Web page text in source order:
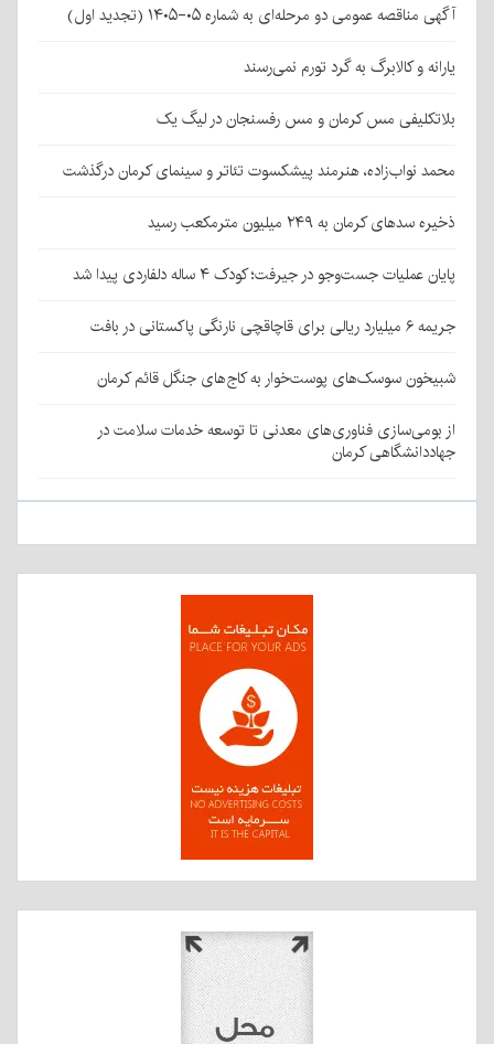
آگهی مناقصه عمومی دو مرحله‌ای به شماره ۰۵-۱۴۰۵ (تجدید اول)
یارانه و کالابرگ به گرد تورم نمی‌رسند
بلاتکلیفی مس کرمان و مس رفسنجان در لیگ یک
محمد نواب‌زاده، هنرمند پیشکسوت تئاتر و سینمای کرمان درگذشت
ذخیره سدهای کرمان به ۲۴۹ میلیون مترمکعب رسید
پایان عملیات جست‌وجو در جیرفت؛ کودک ۴ ساله دلفاردی پیدا شد
جریمه ۶ میلیارد ریالی برای قاچاقچی نارنگی پاکستانی در بافت
شبیخون سوسک‌های پوست‌خوار به کاج‌های جنگل قائم کرمان
از بومی‌سازی فناوری‌های معدنی تا توسعه خدمات سلامت در
جهاددانشگاهی کرمان